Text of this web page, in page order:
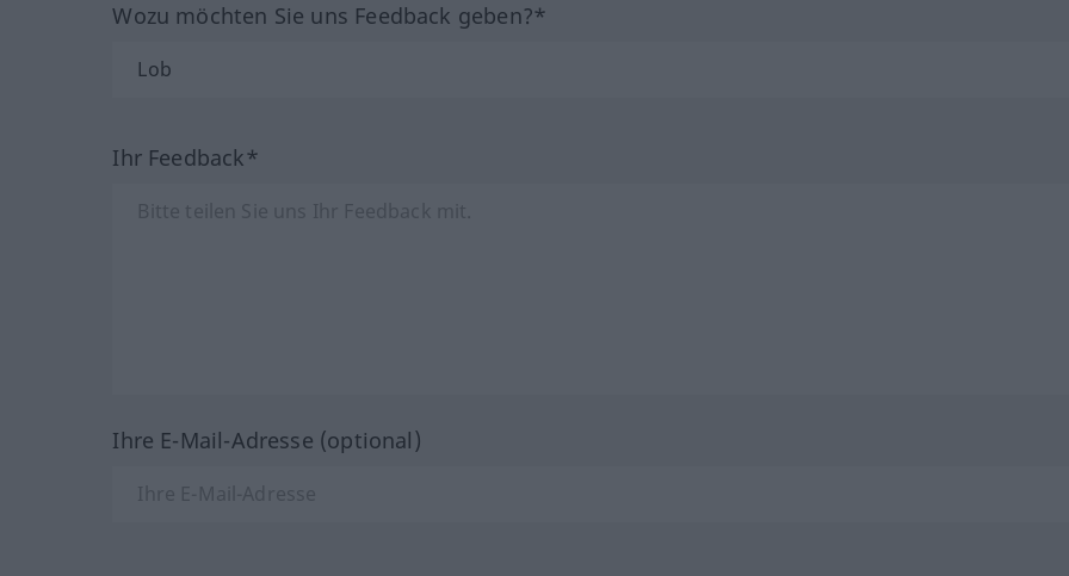
Wozu möchten Sie uns Feedback geben?*
Ihr Feedback*
Ihre E-Mail-Adresse (optional)